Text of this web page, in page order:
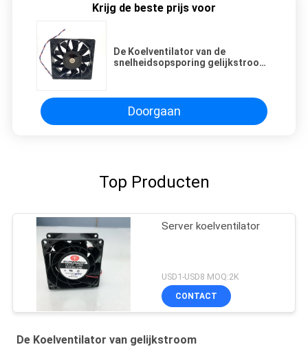
Krijg de beste prijs voor
De Koelventilator van de
snelheidsopsporing gelijkstroom
Doorgaan
Top Producten
Server koelventilator
USD1-USD8 MOQ:2K
CONTACT
De Koelventilator van gelijkstroom